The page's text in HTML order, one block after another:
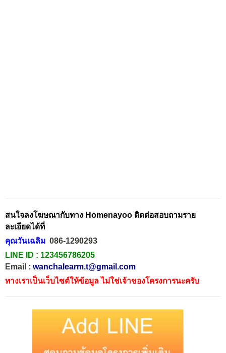
สนใจลงโฆษณากับทาง Homenayoo ติดต่อสอบถามราย
ละเอียดได้ที่
คุณวันเฉลิม 086-1290293
LINE ID : 123456786205
Email : wanchalearm.t@gmail.com
ทางเราเป็นเว็บไซต์ให้ข้อมูล ไม่ใช่เจ้าของโครงการนะครับ